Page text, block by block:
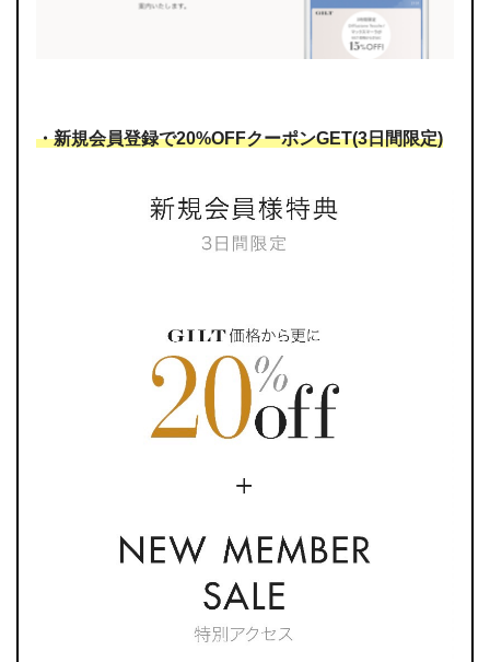
・新規会員登録で20%OFFクーポンGET(3日間限定)